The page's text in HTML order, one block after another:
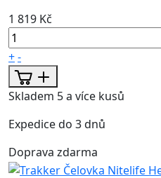
1 819 Kč
+-
Skladem 5 a více kusů
Expedice do 3 dnů
Doprava zdarma